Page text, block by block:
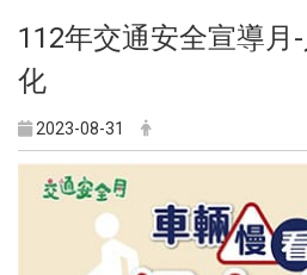
112年交通安全宣導月
化
2023-08-31